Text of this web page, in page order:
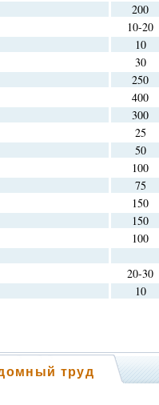
200
10-20
10
30
250
400
300
25
50
100
75
150
150
100
20-30
10
труд